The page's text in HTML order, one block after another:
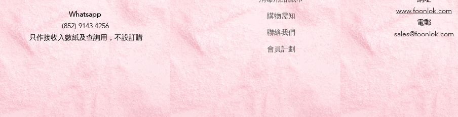
Whatsapp
(852) 9143 4256
只作接收入數紙及查詢用，不設訂購
購物需知
聯絡我們
會員計劃
www.foonlok.com
電郵
sales@foonlok.com